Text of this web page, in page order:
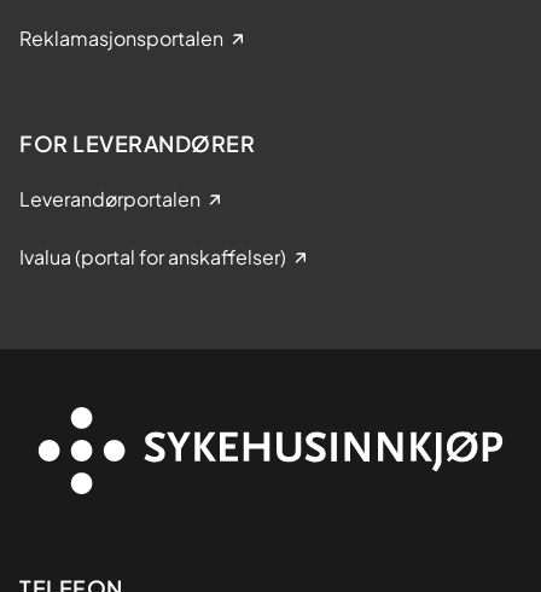
Reklamasjonsportalen
FOR LEVERANDØRER
Leverandørportalen
Ivalua (portal for anskaffelser)